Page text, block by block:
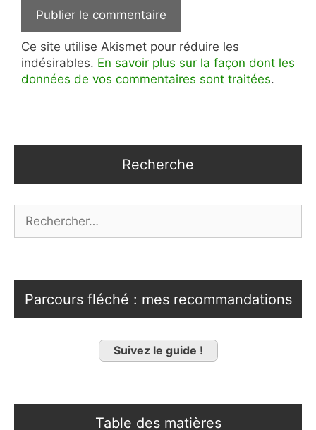
Ce site utilise Akismet pour réduire les
indésirables. En savoir plus sur la façon dont les
données de vos commentaires sont traitées.
Recherche
Parcours fléché : mes recommandations
Suivez le guide !
Table des matières